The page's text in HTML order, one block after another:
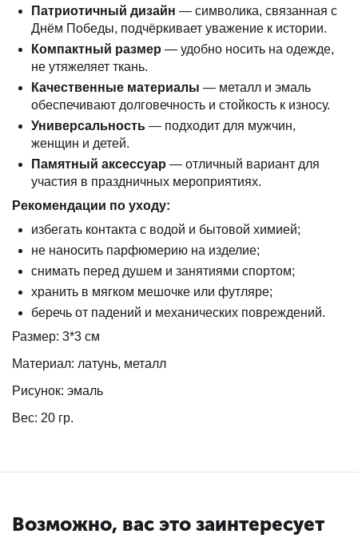
Патриотичный дизайн — символика, связанная с
Днём Победы, подчёркивает уважение к истории.
Компактный размер — удобно носить на одежде,
не утяжеляет ткань.
Качественные материалы — металл и эмаль
обеспечивают долговечность и стойкость к износу.
Универсальность — подходит для мужчин,
женщин и детей.
Памятный аксессуар — отличный вариант для
участия в праздничных мероприятиях.
Рекомендации по уходу:
избегать контакта с водой и бытовой химией;
не наносить парфюмерию на изделие;
снимать перед душем и занятиями спортом;
хранить в мягком мешочке или футляре;
беречь от падений и механических повреждений.
Размер: 3*3 см
Материал: латунь, металл
Рисунок: эмаль
Вес: 20 гр.
Возможно, вас это заинтересует